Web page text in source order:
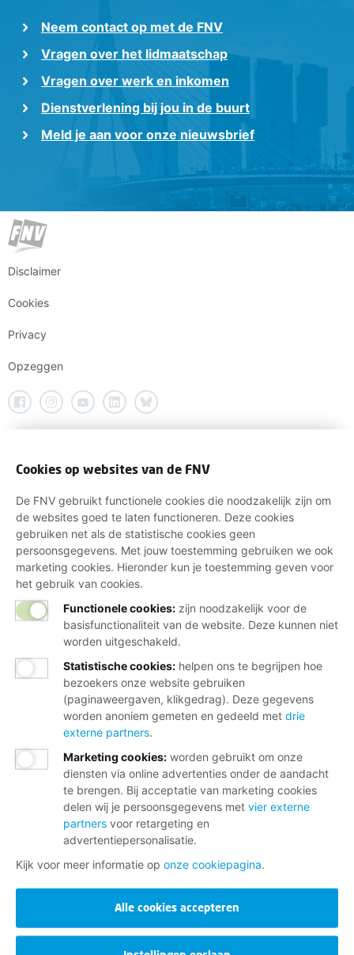
Neem contact op met de FNV
Vragen over het lidmaatschap
Vragen over werk en inkomen
Dienstverlening bij jou in de buurt
Meld je aan voor onze nieuwsbrief
Disclaimer
Cookies
Privacy
Opzeggen
Cookies op websites van de FNV
De FNV gebruikt functionele cookies die noodzakelijk zijn om
de websites goed te laten functioneren. Deze cookies
gebruiken net als de statistische cookies geen
persoonsgegevens. Met jouw toestemming gebruiken we ook
marketing cookies. Hieronder kun je toestemming geven voor
het gebruik van cookies.
Functionele cookies: zijn noodzakelijk voor de
basisfunctionaliteit van de website. Deze kunnen niet
worden uitgeschakeld.
Statistische cookies: helpen ons te begrijpen hoe
bezoekers onze website gebruiken
(paginaweergaven, klikgedrag). Deze gegevens
worden anoniem gemeten en gedeeld met drie
externe partners.
Marketing cookies: worden gebruikt om onze
diensten via online advertenties onder de aandacht
te brengen. Bij acceptatie van marketing cookies
delen wij je persoonsgegevens met vier externe
partners voor retargeting en
advertentiepersonalisatie.
Kijk voor meer informatie op onze cookiepagina.
Alle cookies accepteren